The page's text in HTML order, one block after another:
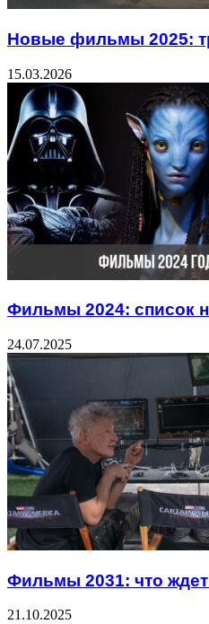
Новые фильмы 2025:
15.03.2026
Фильмы 2024: список
24.07.2025
Фильмы 2031: что
21.10.2025